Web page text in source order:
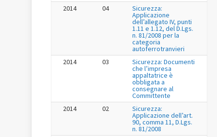
2014
04 Sicurezza:
Applicazione
dell’allegato IV, punti
1.11 e 1.12, del D.Lgs.
n. 81/2008 per la
categoria
autoferrotranvieri
2014
03 Sicurezza: Documenti
che l’impresa
appaltatrice è
obbligata a
consegnare al
Committente
2014
02 Sicurezza:
Applicazione dell’art.
90, comma 11, D.Lgs.
n. 81/2008